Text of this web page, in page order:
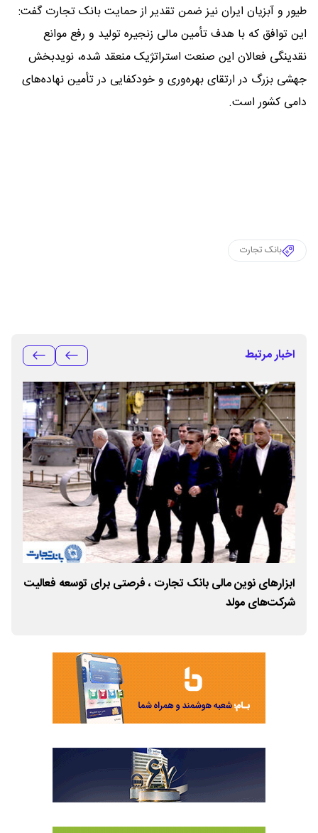
طیور و آبزیان ایران نیز ضمن تقدیر از حمایت بانک تجارت گفت:
این توافق که با هدف تأمین مالی زنجیره تولید و رفع موانع
نقدینگی فعالان این صنعت استراتژیک منعقد شده، نویدبخش
جهشی بزرگ در ارتقای بهره‌وری و خودکفایی در تأمین نهاده‌های
دامی کشور است.
بانک تجارت
اخبار مرتبط
ابزارهای نوین مالی بانک تجارت ، فرصتی برای توسعه فعالیت
شرکت‌های مولد